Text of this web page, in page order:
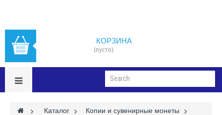
КОРЗИНА
(пусто)
> Каталог >
Копии и сувенирные монеты